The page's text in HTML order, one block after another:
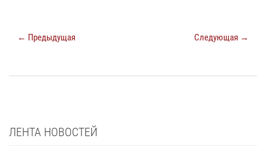
← Предыдущая Следующая →
ЛЕНТА НОВОСТЕЙ